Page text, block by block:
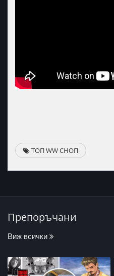
ТОП WW СНОП
Препоръчани
Виж всички